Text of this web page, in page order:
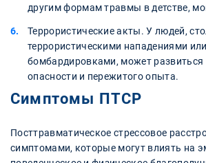
другим формам травмы в детстве,
Террористические акты. У людей,
террористическими нападениями или
бомбардировками, может развиться
опасности и пережитого опыта.
Симптомы ПТСР
Посттравматическое стрессовое
симптомами, которые могут влиять на